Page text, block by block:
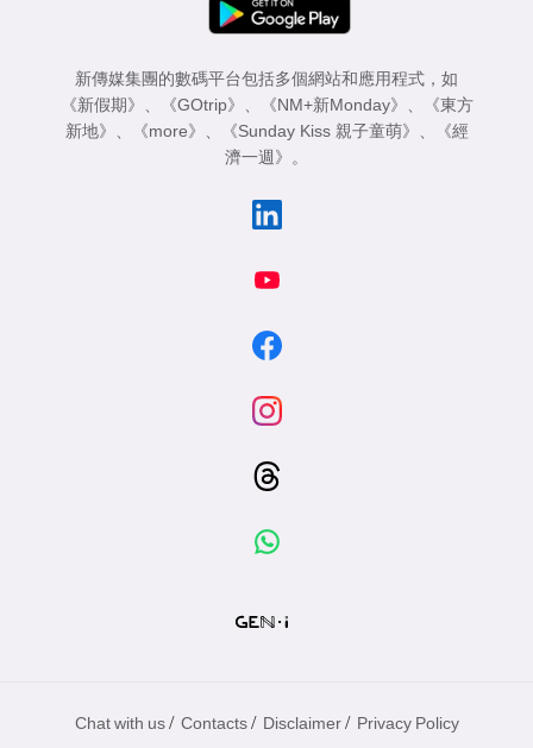
新傳媒集團的數碼平台包括多個網站和應用程式，如
《新假期》 、 《GOtrip》 、 《NM+新Monday》 、
《東方
新地》 、 《more》 、 《Sunday Kiss 親子童萌》 、
《經
濟一週》 。
Chat with us / Contacts / Disclaimer / Privacy Policy